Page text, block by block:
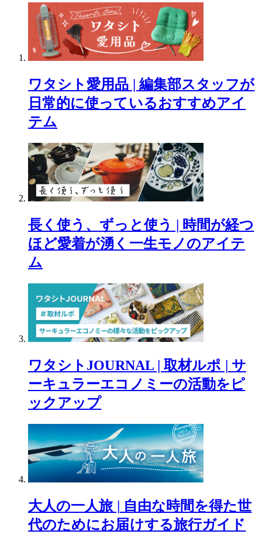
ワタシト愛用品 | 編集部スタッフが
日常的に使っているおすすめアイ
テム
長く使う、ずっと使う | 時間が経つ
ほど愛着が湧く一生モノのアイテ
ム
ワタシトJOURNAL | 取材ルポ | サ
ーキュラーエコノミーの活動をピ
ックアップ
大人の一人旅 | 自由な時間を得た世
代のためにお届けする旅行ガイド